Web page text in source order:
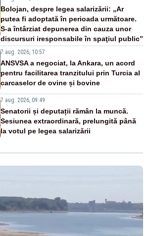
Bolojan, despre legea salarizării: „Ar
putea fi adoptată în perioada următoare.
S-a întârziat depunerea din cauza unor
discursuri iresponsabile în spaţiul public”
7 aug. 2026, 10:57
ANSVSA a negociat, la Ankara, un acord
pentru facilitarea tranzitului prin Turcia al
carcaselor de ovine și bovine
7 aug. 2026, 09:49
Senatorii și deputații rămân la muncă.
Sesiunea extraordinară, prelungită până
la votul pe legea salarizării